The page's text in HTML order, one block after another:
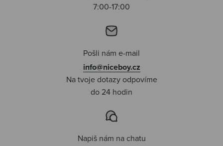
7:00-17:00
Pošli nám e-mail
info@niceboy.cz
Na tvoje dotazy odpovíme
do 24 hodin
Napiš nám na chatu